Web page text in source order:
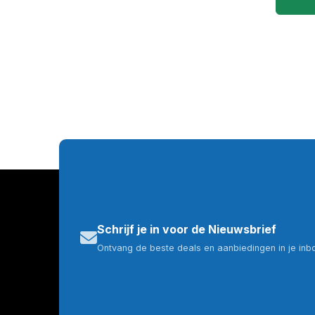
Schrijf je in voor de Nieuwsbrief
Ontvang de beste deals en aanbiedingen in je